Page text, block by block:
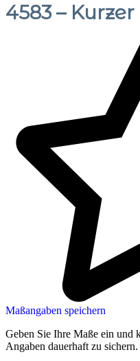
4583 –
Maßangaben speichern
Geben Sie Ihre Maße ein und
Angaben dauerhaft zu sichern.